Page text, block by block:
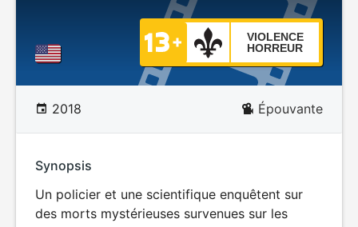
VIOLENCE
HORREUR
2018 Épouvante
Synopsis
Un policier et une scientifique enquêtent sur
des morts mystérieuses survenues sur les